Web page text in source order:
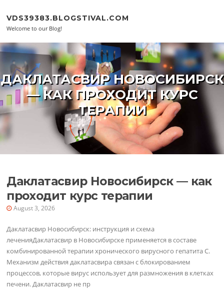
VDS39383.BLOGSTIVAL.COM
Welcome to our Blog!
ДАКЛАТАСВИР НОВОСИБИРСК
— КАК ПРОХОДИТ КУРС
ТЕРАПИИ
Даклатасвир Новосибирск — как
проходит курс терапии
August 3, 2026
Даклатасвир Новосибирск: инструкция и схема
леченияДаклатасвир в Новосибирске применяется в составе
комбинированной терапии хронического вирусного гепатита C.
Механизм действия даклатасвира связан с блокированием
процессов, которые вирус использует для размножения в клетках
печени. Даклатасвир не пр